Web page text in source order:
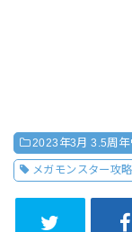
2023年3月 3.5周年
メガモンスター攻略